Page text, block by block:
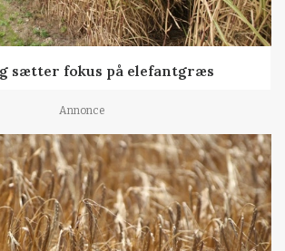
sætter fokus på elefantgræs
Annonce